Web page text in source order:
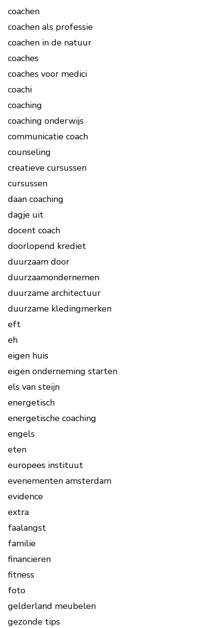
coachen
coachen als professie
coachen in de natuur
coaches
coaches voor medici
coachi
coaching
coaching onderwijs
communicatie coach
counseling
creatieve cursussen
cursussen
daan coaching
dagje uit
docent coach
doorlopend krediet
duurzaam door
duurzaamondernemen
duurzame architectuur
duurzame kledingmerken
eft
eh
eigen huis
eigen onderneming starten
els van steijn
energetisch
energetische coaching
engels
eten
europees instituut
evenementen amsterdam
evidence
extra
faalangst
familie
financieren
fitness
foto
gelderland meubelen
gezonde tips